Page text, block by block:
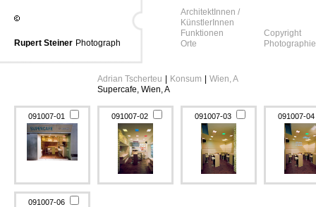
Rupert Steiner Photograph
ArchitektInnen /
KünstlerInnen
Funktionen
Orte
Copyright
Photographie
Adrian Tscherteu Konsum
Wien, A
Supercafe, Wien, A
091007-01 091007-02 091007-03 091007-04
091007-06